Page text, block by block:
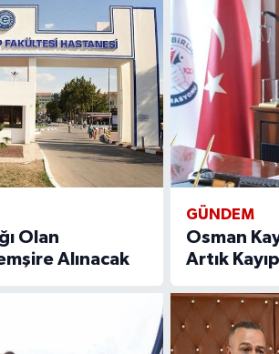
Olan
Alınacak
GÜNDEM
Osman
Artık